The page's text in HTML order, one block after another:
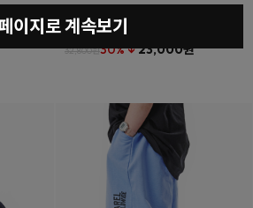
더튼포켓하프팬츠
32,800원30% ↓23,000원
이지로 계속보기